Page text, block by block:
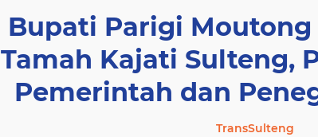
Bupati Parigi Moutong
Tamah Kajati Sulteng,
Pemerintah dan
TransSulteng